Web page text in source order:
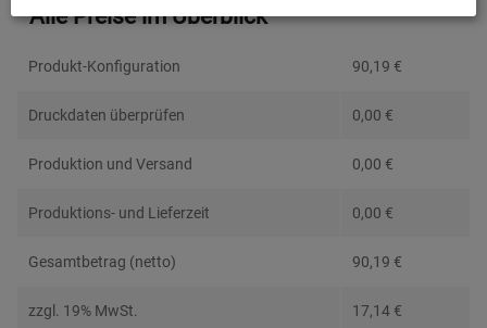
Alle Preise im Überblick
Produkt-Konfiguration 90,19 €
Druckdaten überprüfen 0,00 €
Produktion und Versand 0,00 €
Produktions- und Lieferzeit 0,00 €
Gesamtbetrag (netto) 90,19 €
zzgl. 19% MwSt. 17,14€